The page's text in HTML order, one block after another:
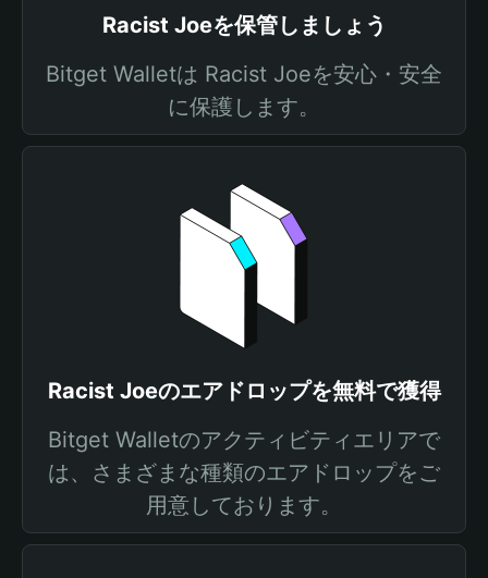
Racist Joeを保管しましょう
Bitget Walletは Racist Joeを安心・安全
に保護します。
Racist Joeのエアドロップを無料で獲得
Bitget Walletのアクティビティエリアで
は、さまざまな種類のエアドロップをご
用意しております。